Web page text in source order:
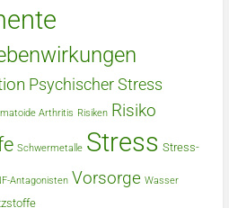
Psychischer Stress
Arthritis Risiken Risiko
Schwermetalle Stress Stress-
Antagonisten Vorsorge Wasser